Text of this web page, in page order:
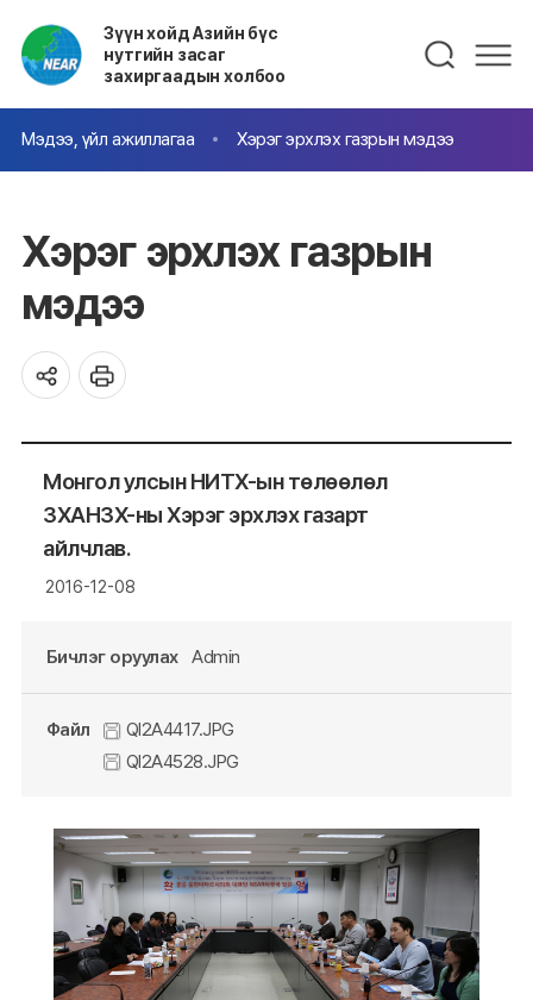
Зүүн хойд Азийн бүс
нутгийн засаг
захиргаадын холбоо
Мэдээ, үйл ажиллагаа Хэрэг эрхлэх газрын мэдээ
Хэрэг эрхлэх газрын
мэдээ
Монгол улсын НИТХ-ын төлөөлөл
ЗХАНЗХ-ны Хэрэг эрхлэх газарт
айлчлав.
2016-12-08
Бичлэг оруулах Admin
Файл
QI2A4417.JPG
QI2A4528.JPG